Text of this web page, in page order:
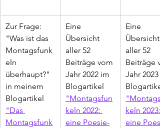
Zur Frage:
"Was ist das
Montagsfunk
eln
überhaupt?"
in meinem
Blogartikel
"Das
Montagsfunk
Eine
Übersicht
aller 52
Beiträge vom
Jahr 2022 im
Blogartikel
"Montagsfun
keln 2022:
eine Poesie-
Eine
Übersicht
aller 52
Beiträge
Jahr 2023
keln 2023:
eine